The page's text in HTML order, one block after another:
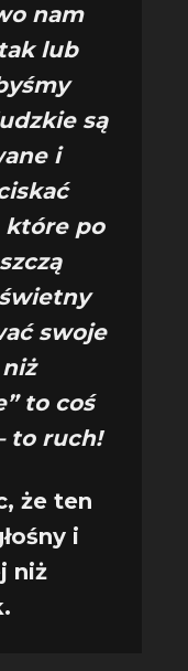
nam
lub
są
i
które po
swoje
to coś
to ruch!
że ten
i
niż